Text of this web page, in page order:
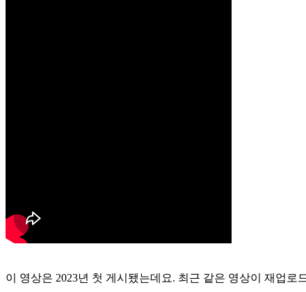
이 영상은 2023년 첫 게시됐는데요. 최근 같은 영상이 재업